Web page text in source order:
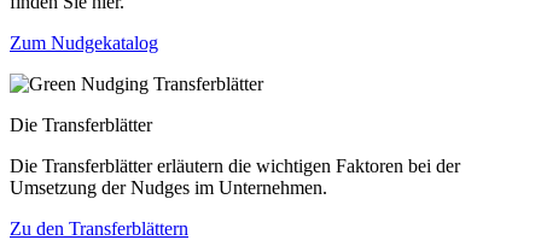
Zum Nudgekatalog
Die Transferblätter
Die Transferblätter erläutern die wichtigen Faktoren bei der
Umsetzung der Nudges im Unternehmen.
Zu den Transferblättern